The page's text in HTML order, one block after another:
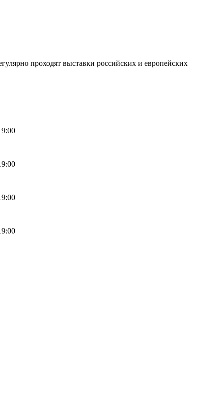
проходят выставки российских и европейских